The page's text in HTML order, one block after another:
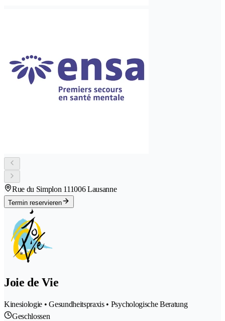
Rue du Simplon 111006 Lausanne
Termin reservieren
Joie de Vie
Kinesiologie • Gesundheitspraxis • Psychologische Beratung
Geschlossen